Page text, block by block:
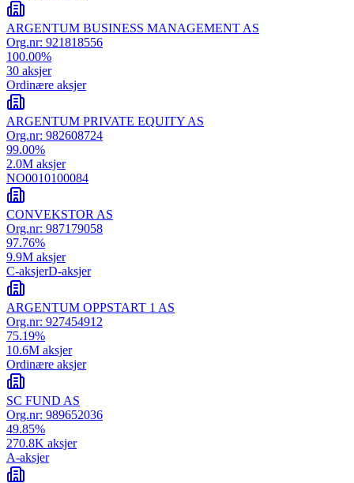
ARGENTUM BUSINESS MANAGEMENT AS
Org.nr: 921818556
100.00%
30 aksjer
Ordinære aksjer
ARGENTUM PRIVATE EQUITY AS
Org.nr: 982608724
99.00%
2.0M aksjer
NO0010100084
CONVEKSTOR AS
Org.nr: 987179058
97.76%
9.9M aksjer
C-aksjerD-aksjer
ARGENTUM OPPSTART 1 AS
Org.nr: 927454912
75.19%
10.6M aksjer
Ordinære aksjer
SC FUND AS
Org.nr: 989652036
49.85%
270.8K aksjer
A-aksjer